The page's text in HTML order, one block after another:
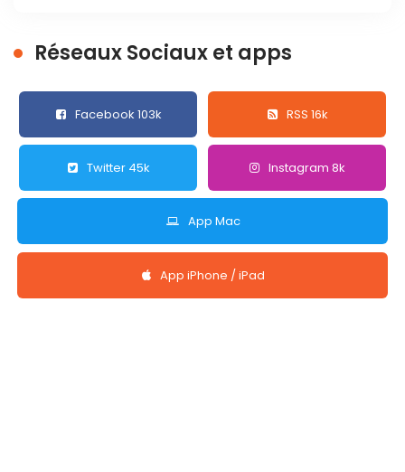
Réseaux Sociaux et apps
Facebook 103k RSS 16k
Twitter 45k Instagram 8k
App Mac
App iPhone / iPad